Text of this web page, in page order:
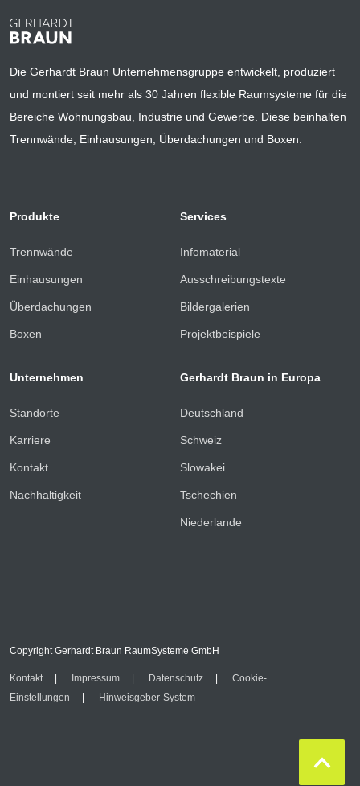
Die Gerhardt Braun Unternehmensgruppe entwickelt, produziert
und montiert seit mehr als 30 Jahren flexible Raumsysteme für die
Bereiche Wohnungsbau, Industrie und Gewerbe. Diese beinhalten
Trennwände, Einhausungen, Überdachungen und Boxen.
Produkte
Trennwände
Einhausungen
Überdachungen
Boxen
Services
Infomaterial
Ausschreibungstexte
Bildergalerien
Projektbeispiele
Unternehmen
Standorte
Karriere
Kontakt
Nachhaltigkeit
Gerhardt Braun in Europa
Deutschland
Schweiz
Slowakei
Tschechien
Niederlande
Copyright Gerhardt Braun RaumSysteme GmbH
Kontakt Impressum Datenschutz
Cookie-
Einstellungen
Hinweisgeber-System